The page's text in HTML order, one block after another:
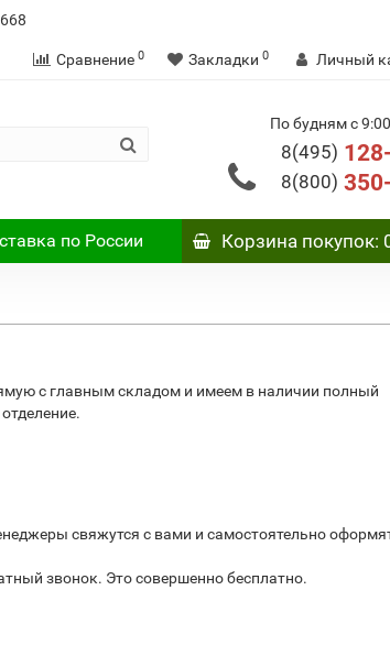
Сравнение 0 Закладки 0 Личный
По будням с
8(495)
8(800)
по России Корзинапокупок:
с главным складом и имеем в наличии полный
свяжутся с вами и самостоятельно
звонок. Это совершенно бесплатно.